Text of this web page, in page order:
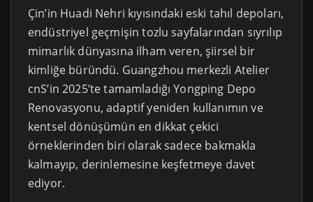
Çin’in Huadi Nehri kıyısındaki eski tahıl depoları,
endüstriyel geçmişin tozlu sayfalarından sıyrılıp
mimarlık dünyasına ilham veren, şiirsel bir
kimliğe büründü. Guangzhou merkezli Atelier
cnS’in 2025’te tamamladığı Yongping Depo
Renovasyonu, adaptif yeniden kullanımın ve
kentsel dönüşümün en dikkat çekici
örneklerinden biri olarak sadece bakmakla
kalmayıp, derinlemesine keşfetmeye davet
ediyor.